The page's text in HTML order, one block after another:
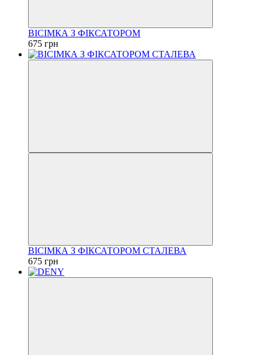
ВІСІМКА З ФІКСАТОРОМ
675 грн
ВІСІМКА З ФІКСАТОРОМ СТАЛЕВА
675 грн